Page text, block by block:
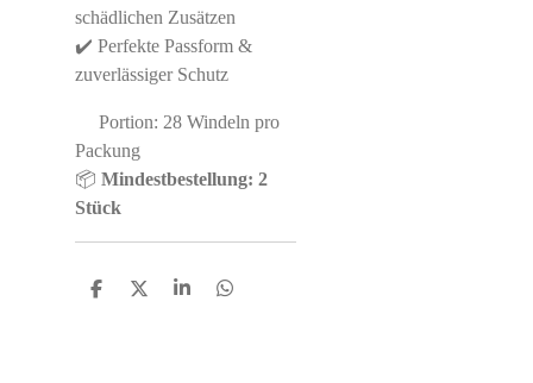
schädlichen Zusätzen
✔️ Perfekte Passform &
zuverlässiger Schutz
Portion: 28 Windeln pro
Packung
📦 Mindestbestellung: 2
Stück
S
S
S
S